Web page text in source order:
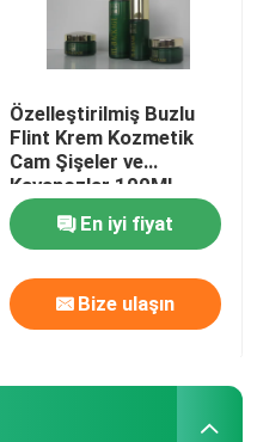
Özelleştirilmiş Buzlu
Flint Krem Kozmetik
Cam Şişeler ve
Kavanozlar 100ML
40ML
En iyi fiyat
Bize ulaşın